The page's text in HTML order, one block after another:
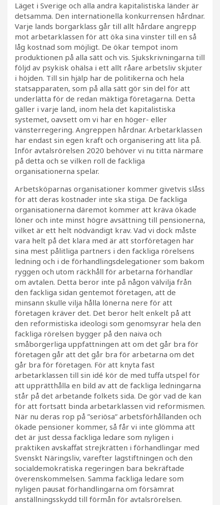
Läget i Sverige och alla andra kapitalistiska länder är
detsamma. Den internationella konkurrensen hårdnar.
Varje lands borgarklass går till allt hårdare angrepp
mot arbetarklassen för att öka sina vinster till en så
låg kostnad som möjligt. De ökar tempot inom
produktionen på alla sätt och vis. Sjukskrivningarna till
följd av psykisk ohälsa i ett allt råare arbetsliv skjuter
i höjden. Till sin hjälp har de politikerna och hela
statsapparaten, som på alla sätt gör sin del för att
underlätta för de redan mäktiga företagarna. Detta
gäller i varje land, inom hela det kapitalistiska
systemet, oavsett om vi har en höger- eller
vänsterregering. Angreppen hårdnar. Arbetarklassen
har endast sin egen kraft och organisering att lita på.
Inför avtalsrörelsen 2020 behöver vi nu titta närmare
på detta och se vilken roll de fackliga
organisationerna spelar.
Arbetsköparnas organisationer kommer givetvis slåss
för att deras kostnader inte ska stiga. De fackliga
organisationerna däremot kommer att kräva ökade
löner och inte minst högre avsättning till pensionerna,
vilket är ett helt nödvändigt krav. Vad vi dock måste
vara helt på det klara med är att storföretagen har
sina mest pålitliga partners i den fackliga rörelsens
ledning och i de förhandlingsdelegationer som bakom
ryggen och utom räckhåll för arbetarna förhandlar
om avtalen. Detta beror inte på någon välvilja från
den fackliga sidan gentemot företagen, att de
minsann skulle vilja hålla lönerna nere för att
företagen kräver det. Det beror helt enkelt på att
den reformistiska ideologi som genomsyrar hela den
fackliga rörelsen bygger på den naiva och
småborgerliga uppfattningen att om det går bra för
företagen går att det går bra för arbetarna om det
går bra för företagen. För att knyta fast
arbetarklassen till sin idé kör de med tuffa utspel för
att upprätthålla en bild av att de fackliga ledningarna
står på det arbetande folkets sida. De gör vad de kan
för att fortsatt binda arbetarklassen vid reformismen.
När nu deras rop på ”seriösa” arbetsförhållanden och
ökade pensioner kommer, så får vi inte glömma att
det är just dessa fackliga ledare som nyligen i
praktiken avskaffat strejkrätten i förhandlingar med
Svenskt Näringsliv, varefter lagstiftningen och den
socialdemokratiska regeringen bara bekräftade
överenskommelsen. Samma fackliga ledare som
nyligen pausat förhandlingarna om försämrat
anställningsskydd till förmån för avtalsrörelsen.